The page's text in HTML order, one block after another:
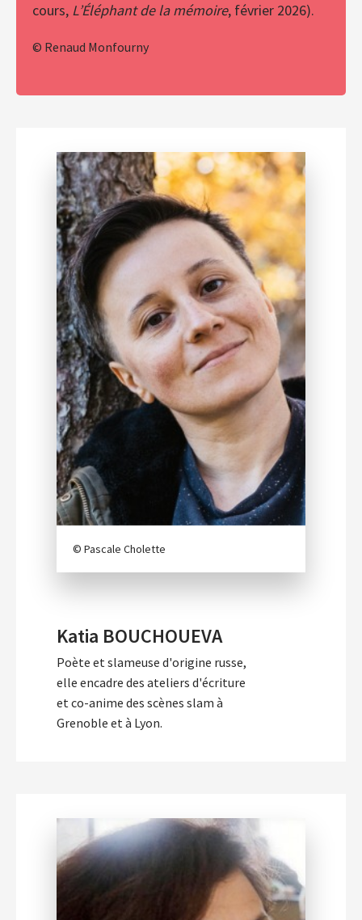
cours, L’Éléphant de la mémoire, février 2026).
© Renaud Monfourny
© Pascale Cholette
Katia BOUCHOUEVA
Poète et slameuse d'origine russe,
elle encadre des ateliers d'écriture
et co-anime des scènes slam à
Grenoble et à Lyon.